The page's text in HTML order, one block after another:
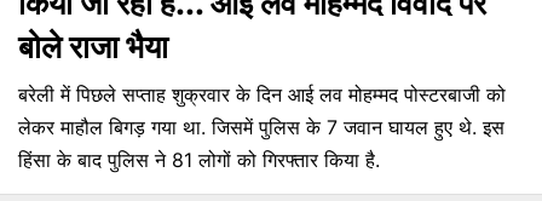
बोले राजा भैया
बरेली में पिछले सप्ताह शुक्रवार के दिन आई लव मोहम्मद पोस्टरबाजी को
लेकर माहौल बिगड़ गया था. जिसमें पुलिस के 7 जवान घायल हुए थे. इस
हिंसा के बाद पुलिस ने 81 लोगों को गिरफ्तार किया है.